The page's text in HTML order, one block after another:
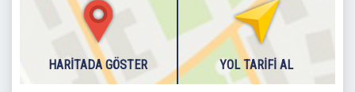
HARITADA GÖSTER YOL TARIFI AL